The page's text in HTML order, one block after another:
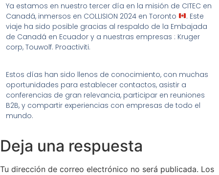
Ya estamos en nuestro tercer día en la misión de CITEC en
Canadá, inmersos en COLLISION 2024 en Toronto
. Este
viaje ha sido posible gracias al respaldo de la Embajada
de Canadá en Ecuador y a nuestras empresas : Kruger
corp, Touwolf. Proactiviti.
Estos días han sido llenos de conocimiento, con muchas
oportunidades para establecer contactos, asistir a
conferencias de gran relevancia, participar en reuniones
B2B, y compartir experiencias con empresas de todo el
mundo.
Deja una respuesta
Tu dirección de correo electrónico no será publicada. Los